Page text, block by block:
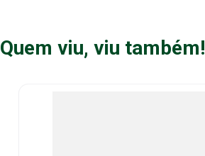
Quem viu, viu também!